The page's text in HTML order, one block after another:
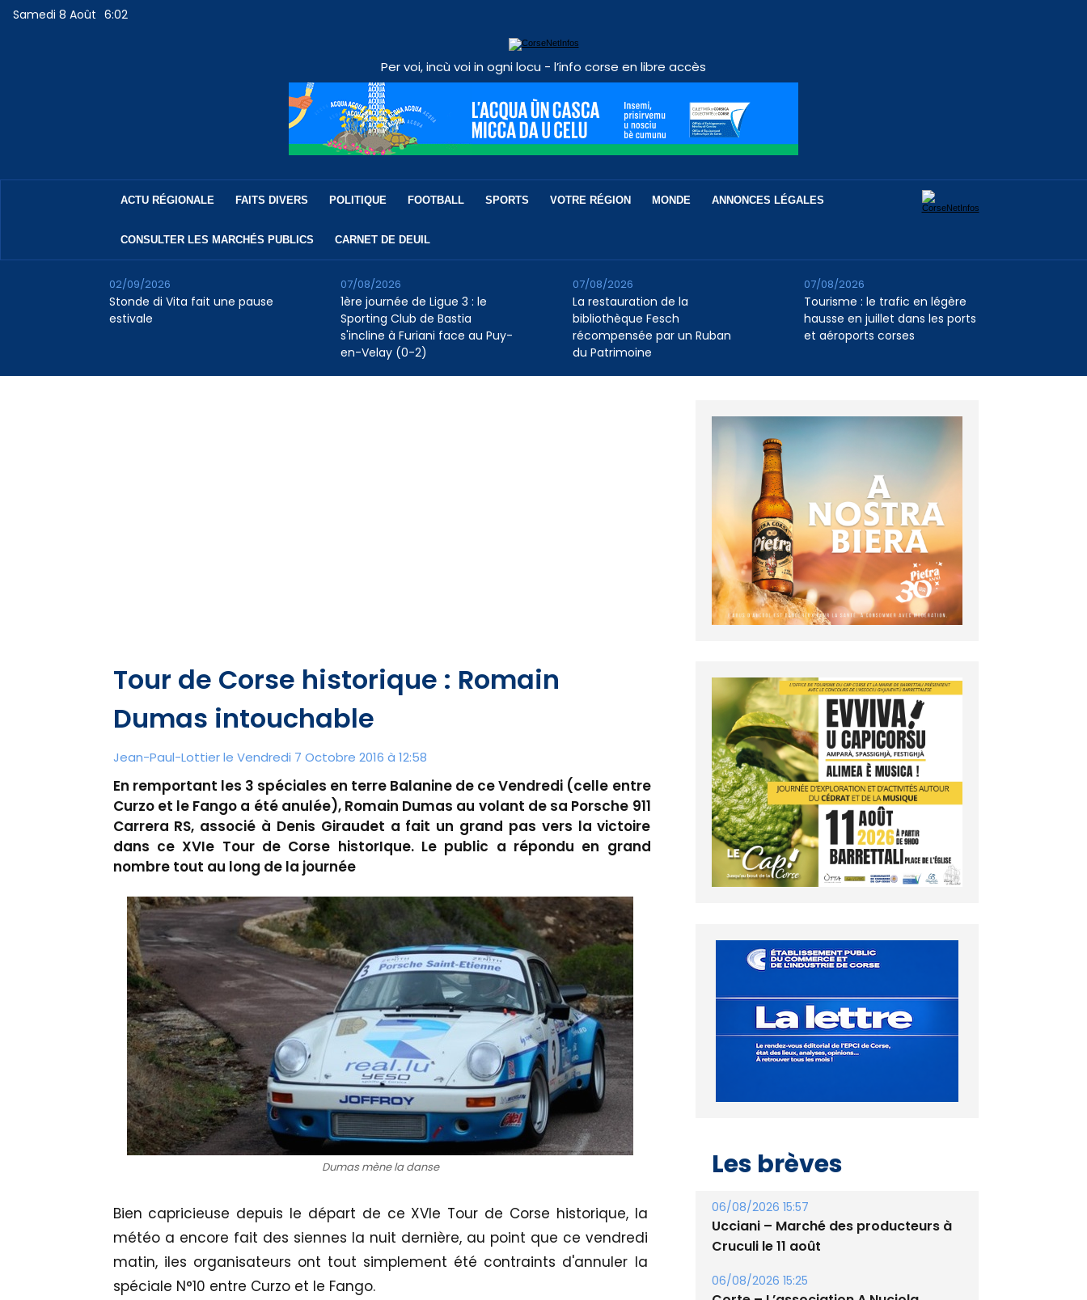
Samedi 8 Août 6:02
Per voi, incù voi in ogni locu - l’info corse en libre accès
ACTU RÉGIONALE FAITS DIVERS POLITIQUE FOOTBALL SPORTS VOTRE RÉGION MONDE ANNONCES LÉGALES
CONSULTER LES MARCHÉS PUBLICS CARNET DE DEUIL
Stonde di Vita fait une pause
estivale
02/09/2026
1ère journée de Ligue 3 : le
Sporting Club de Bastia
s'incline à Furiani face au Puy-
en-Velay (0-2)
07/08/2026
La restauration de la
bibliothèque Fesch
récompensée par un Ruban
du Patrimoine
07/08/2026
Tourisme : le trafic en légère
hausse en juillet dans les ports
et aéroports corses
07/08/2026
Tour de Corse historique : Romain
Dumas intouchable
Jean-Paul-Lottier le Vendredi 7 Octobre 2016 à 12:58
En remportant les 3 spéciales en terre Balanine de ce Vendredi (celle entre
Curzo et le Fango a été anulée), Romain Dumas au volant de sa Porsche 911
Carrera RS, associé à Denis Giraudet a fait un grand pas vers la victoire
dans ce XVIe Tour de Corse historIque. Le public a répondu en grand
nombre tout au long de la journée
Dumas mène la danse
Bien capricieuse depuis le départ de ce XVIe Tour de Corse historique, la
météo a encore fait des siennes la nuit dernière, au point que ce vendredi
matin, iles organisateurs ont tout simplement été contraints d'annuler la
spéciale N°10 entre Curzo et le Fango.
Les brèves
06/08/2026 15:57
Cruculi le 11 août